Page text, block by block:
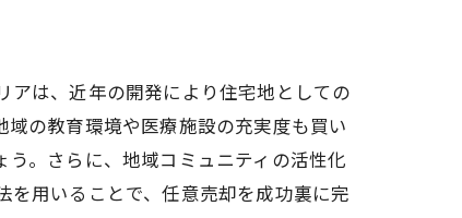
は、近年の開発により住宅地としての
の教育環境や医療施設の充実度も買い
。さらに、地域コミュニティの活性化
用いることで、任意売却を成功裏に完